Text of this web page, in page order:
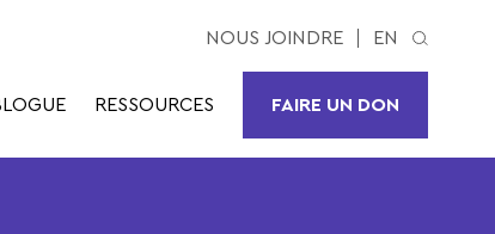
NOUS JOINDRE EN
RESSOURCES FAIRE UN DON